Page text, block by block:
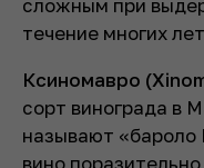
течение многих
Ксиномавро
сорт винограда в
называют «бароло
вино